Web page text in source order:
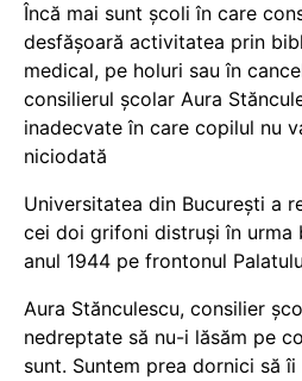
Încă mai sunt școli în care
desfășoară activitatea prin
medical, pe holuri sau în
consilierul școlar Aura
inadecvate în care copilul nu
niciodată
Universitatea din București a
cei doi grifoni distruși în urma
anul 1944 pe frontonul
Aura Stănculescu, consilier
nedreptate să nu-i lăsăm pe
sunt. Suntem prea dornici să